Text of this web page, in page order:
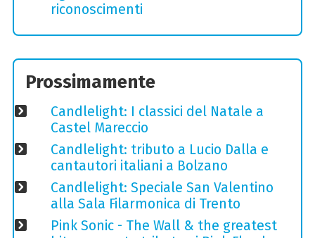
riconoscimenti
Prossimamente
Candlelight: I classici del Natale a
Castel Mareccio
Candlelight: tributo a Lucio Dalla e
cantautori italiani a Bolzano
Candlelight: Speciale San Valentino
alla Sala Filarmonica di Trento
Pink Sonic - The Wall & the greatest